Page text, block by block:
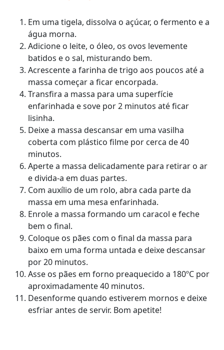
Em uma tigela, dissolva o açúcar, o fermento e a
água morna.
Adicione o leite, o óleo, os ovos levemente
batidos e o sal, misturando bem.
Acrescente a farinha de trigo aos poucos até a
massa começar a ficar encorpada.
Transfira a massa para uma superfície
enfarinhada e sove por 2 minutos até ficar
lisinha.
Deixe a massa descansar em uma vasilha
coberta com plástico filme por cerca de 40
minutos.
Aperte a massa delicadamente para retirar o ar
e divida-a em duas partes.
Com auxílio de um rolo, abra cada parte da
massa em uma mesa enfarinhada.
Enrole a massa formando um caracol e feche
bem o final.
Coloque os pães com o final da massa para
baixo em uma forma untada e deixe descansar
por 20 minutos.
Asse os pães em forno preaquecido a 180ºC por
aproximadamente 40 minutos.
Desenforme quando estiverem mornos e deixe
esfriar antes de servir. Bom apetite!